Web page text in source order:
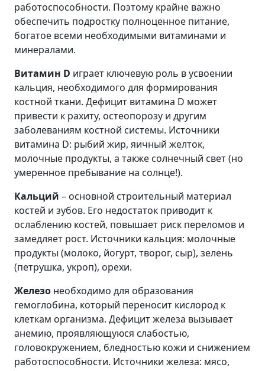
работоспособности. Поэтому крайне важно
обеспечить подростку полноценное питание,
богатое всеми необходимыми витаминами и
минералами.
Витамин D играет ключевую роль в усвоении
кальция, необходимого для формирования
костной ткани. Дефицит витамина D может
привести к рахиту, остеопорозу и другим
заболеваниям костной системы. Источники
витамина D: рыбий жир, яичный желток,
молочные продукты, а также солнечный свет (но
умеренное пребывание на солнце!).
Кальций – основной строительный материал
костей и зубов. Его недостаток приводит к
ослаблению костей, повышает риск переломов и
замедляет рост. Источники кальция: молочные
продукты (молоко, йогурт, творог, сыр), зелень
(петрушка, укроп), орехи.
Железо необходимо для образования
гемоглобина, который переносит кислород к
клеткам организма. Дефицит железа вызывает
анемию, проявляющуюся слабостью,
головокружением, бледностью кожи и снижением
работоспособности. Источники железа: мясо,